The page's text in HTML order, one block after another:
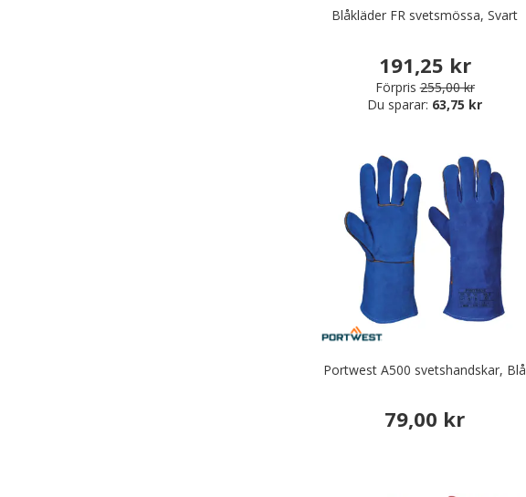
Blåkläder FR svetsmössa, Svart
191,25 kr
Förpris 255,00 kr
Du sparar: 63,75 kr
Portwest A500 svetshandskar, Blå
79,00 kr